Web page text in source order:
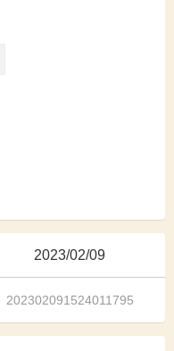
2023/02/09
202302091524011795